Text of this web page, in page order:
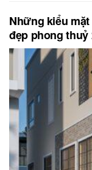
Những kiểu
đẹp phong thuỷ